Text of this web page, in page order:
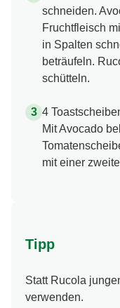
schneiden.
Fruchtfleisch
in Spalten
beträufeln.
schütteln.
4
Mit Avocado
mit einer
Tipp
Statt Rucola
verwenden.